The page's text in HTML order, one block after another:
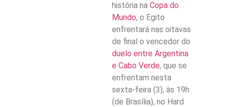
história na Copa do
Mundo, o Egito
enfrentará nas oitavas
de final o vencedor do
duelo entre Argentina
e Cabo Verde, que se
enfrentam nesta
sexta-feira (3), às 19h
(de Brasília), no Hard